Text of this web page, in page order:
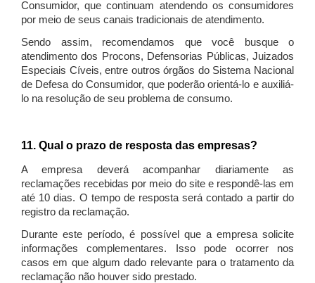
Consumidor, que continuam atendendo os consumidores
por meio de seus canais tradicionais de atendimento.
Sendo assim, recomendamos que você busque o
atendimento dos Procons, Defensorias Públicas, Juizados
Especiais Cíveis, entre outros órgãos do Sistema Nacional
de Defesa do Consumidor, que poderão orientá-lo e auxiliá-
lo na resolução de seu problema de consumo.
11. Qual o prazo de resposta das empresas?
A empresa deverá acompanhar diariamente as
reclamações recebidas por meio do site e respondê-las em
até 10 dias. O tempo de resposta será contado a partir do
registro da reclamação.
Durante este período, é possível que a empresa solicite
informações complementares. Isso pode ocorrer nos
casos em que algum dado relevante para o tratamento da
reclamação não houver sido prestado.